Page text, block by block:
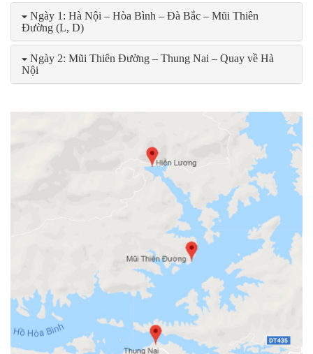
Ngày 1: Hà Nội – Hòa Bình – Đà Bắc – Mũi Thiên
Đường (L, D)
Ngày 2: Mũi Thiên Đường – Thung Nai – Quay về Hà
Nội